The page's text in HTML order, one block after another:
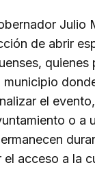
Julio
de abrir
quienes
el
o a
el acceso a la